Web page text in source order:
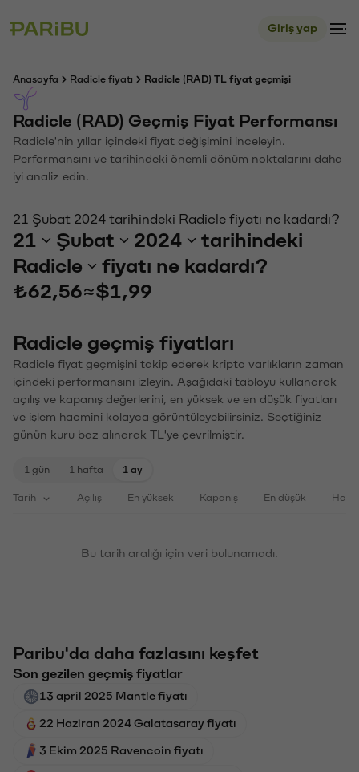
Giriş yap
Anasayfa Radicle fiyatı Radicle (RAD) TL fiyat geçmişi
Radicle (RAD) Geçmiş Fiyat Performansı
Radicle'nin yıllar içindeki fiyat değişimini inceleyin.
Performansını ve tarihindeki önemli dönüm noktalarını daha
iyi analiz edin.
21 Şubat 2024 tarihindeki Radicle fiyatı ne kadardı?
21 Şubat 2024
tarihindeki
Radicle
fiyatı ne kadardı?
₺62,56≈$1,99
Radicle geçmiş fiyatları
Radicle fiyat geçmişini takip ederek kripto varlıkların zaman
içindeki performansını izleyin. Aşağıdaki tabloyu kullanarak
açılış ve kapanış değerlerini, en yüksek ve en düşük fiyatları
ve işlem hacmini kolayca görüntüleyebilirsiniz. Seçtiğiniz
günün kuru baz alınarak TL'ye çevrilmiştir.
1 gün 1 hafta 1 ay
Tarih Açılış En yüksek Kapanış En düşük
Bu tarih aralığı için veri bulunamadı.
Paribu'da daha fazlasını keşfet
Son gezilen geçmiş fiyatlar
13 april 2025 Mantle fiyatı
22 Haziran 2024 Galatasaray fiyatı
3 Ekim 2025 Ravencoin fiyatı